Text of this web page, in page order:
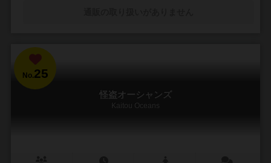
No.25
怪盗オーシャンズ
Kaitou Oceans